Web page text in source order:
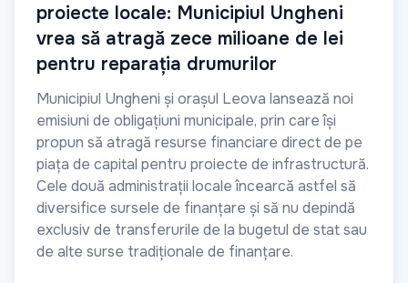
proiecte locale: Municipiul Ungheni
vrea să atragă zece milioane de lei
pentru reparația drumurilor
Municipiul Ungheni și orașul Leova lansează noi
emisiuni de obligațiuni municipale, prin care își
propun să atragă resurse financiare direct de pe
piața de capital pentru proiecte de infrastructură.
Cele două administrații locale încearcă astfel să
diversifice sursele de finanțare și să nu depindă
exclusiv de transferurile de la bugetul de stat sau
de alte surse tradiționale de finanțare.